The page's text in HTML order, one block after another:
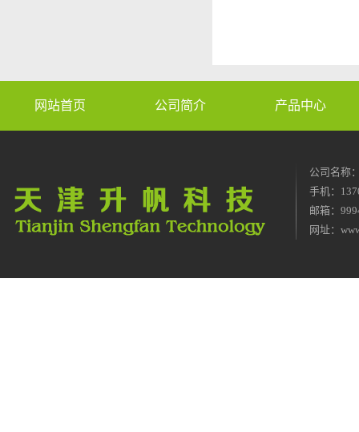
网站首页 公司简介 产品中心
公司名称
手机：
邮箱：
网址：